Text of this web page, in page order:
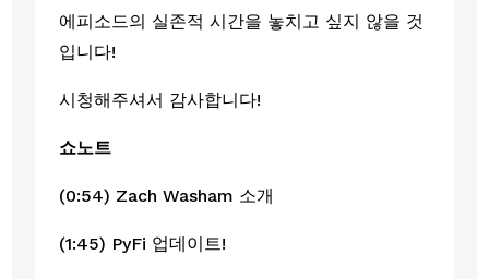
에피소드의 실존적 시간을 놓치고 싶지 않을 것
입니다!
시청해주셔서 감사합니다!
쇼노트
(0:54) Zach Washam 소개
(1:45) PyFi 업데이트!